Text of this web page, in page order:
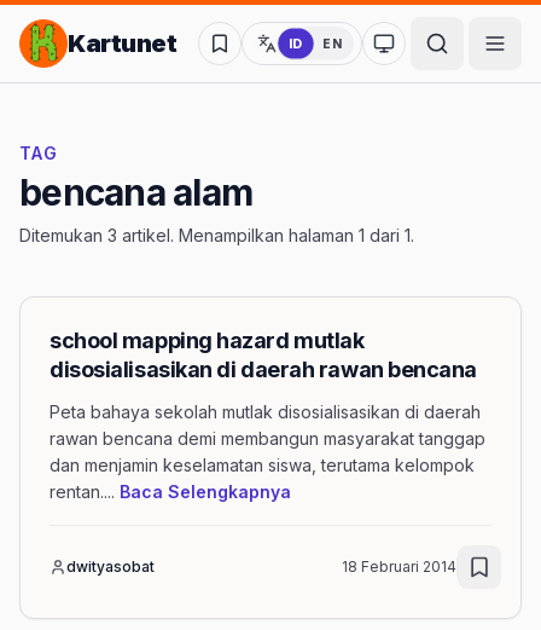
Lompat ke Konten Utama
Kartunet ID EN
Ubah ke mode
TAG
bencana alam
Ditemukan 3 artikel. Menampilkan halaman 1 dari 1.
school mapping hazard mutlak
disosialisasikan di daerah rawan bencana
Peta bahaya sekolah mutlak disosialisasikan di daerah
rawan bencana demi membangun masyarakat tanggap
dan menjamin keselamatan siswa, terutama kelompok
rentan.... Baca Selengkapnya
dwityasobat 18 Februari 2014